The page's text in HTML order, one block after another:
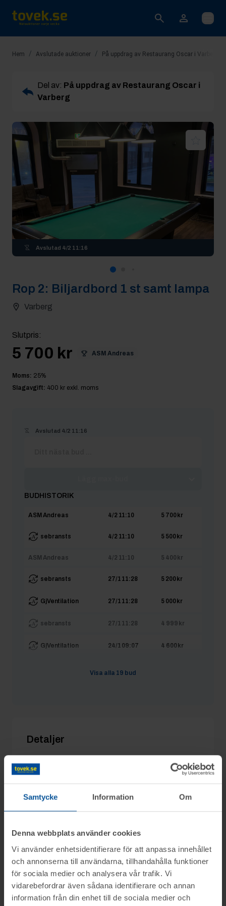
Samtycke Information Om
Denna webbplats använder cookies
Vi använder enhetsidentifierare för att anpassa innehållet
och annonserna till användarna, tillhandahålla funktioner
för sociala medier och analysera vår trafik. Vi
vidarebefordrar även sådana identifierare och annan
information från din enhet till de sociala medier och
Öppna
Hem / Avslutade auktioner / På uppdrag av Restaurang Oscar i Varberg
Del av: På uppdrag av Restaurang Oscar i
Varberg
Avslutad 4/2 11:16
Rop 2: Biljardbord 1 st samt lampa
Varberg
Slutpris:
5 700 kr ASM Andreas
Moms: 25%
Slagavgift: 400 kr exkl. moms
Avslutad 4/2 11:16
BUDHISTORIK
ASM Andreas 4/2 11:10 5 700 kr
sebransts 4/2 11:10 5 500 kr
ASM Andreas 4/2 11:10 5 400 kr
sebransts 27/1 11:28 5 200 kr
GjVentilation 27/1 11:28 5 000 kr
sebransts 27/1 11:28 4 999 kr
GjVentilation 24/1 09:07 4 600 kr
Visa alla 19 bud
Detaljer
Utgångspris:
Slagavgift:
exkl. moms
Information
På uppdrag av Restaurang Oscar i Varberg
säljs div. restaurangmaskiner och möbler
Frågor